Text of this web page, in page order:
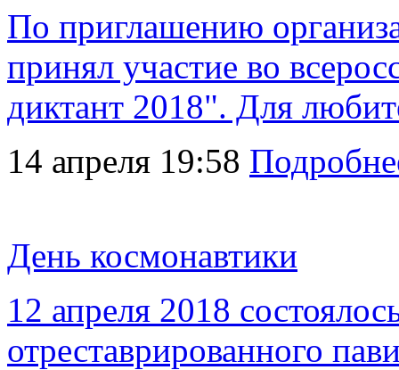
По приглашению
принял участие во
диктант 2018". Для
14 апреля 19:58
День космонавтики
12 апреля 2018
отреставрированного